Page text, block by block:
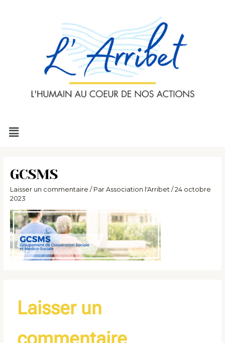
Menu
GCSMS
Laisser un commentaire / Par Association l'Arribet / 24 octobre
2023
Laisser un
commentaire